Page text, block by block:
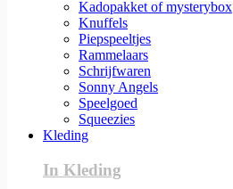
Kadopakket of mysterybox
Knuffels
Piepspeeltjes
Rammelaars
Schrijfwaren
Sonny Angels
Speelgoed
Squeezies
Kleding
In Kleding